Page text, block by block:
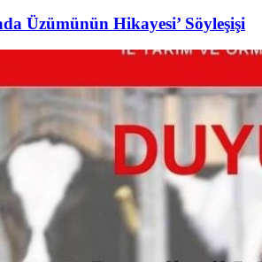
Üzümünün Hikayesi’ Söyleşişi